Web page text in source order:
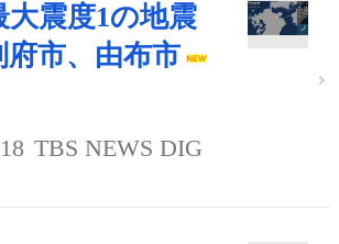
大震度1の地震
府市、由布市
TBS NEWS DIG